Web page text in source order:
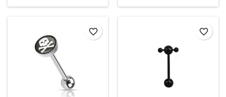
favorite_border favorite_border